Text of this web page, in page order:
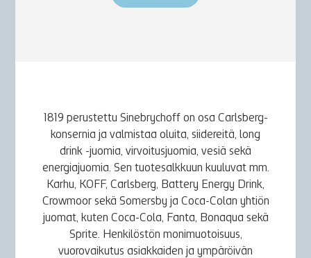
1819 perustettu Sinebrychoff on osa Carlsberg-
konsernia ja valmistaa oluita, siidereitä, long
drink -juomia, virvoitusjuomia, vesiä sekä
energiajuomia. Sen tuotesalkkuun kuuluvat mm.
Karhu, KOFF, Carlsberg, Battery Energy Drink,
Crowmoor sekä Somersby ja Coca-Colan yhtiön
juomat, kuten Coca-Cola, Fanta, Bonaqua sekä
Sprite. Henkilöstön monimuotoisuus,
vuorovaikutus asiakkaiden ja ympäröivän